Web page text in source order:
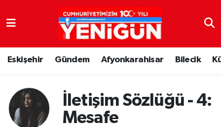
Eskişehir Gündem Afyonkarahisar Bilecik
İletişim Sözlüğü - 4:
Mesafe
Nöbetçi Eczaneler
Hava Durumu
Trafik Durumu
Süper Lig Puan Durumu ve Fikstür